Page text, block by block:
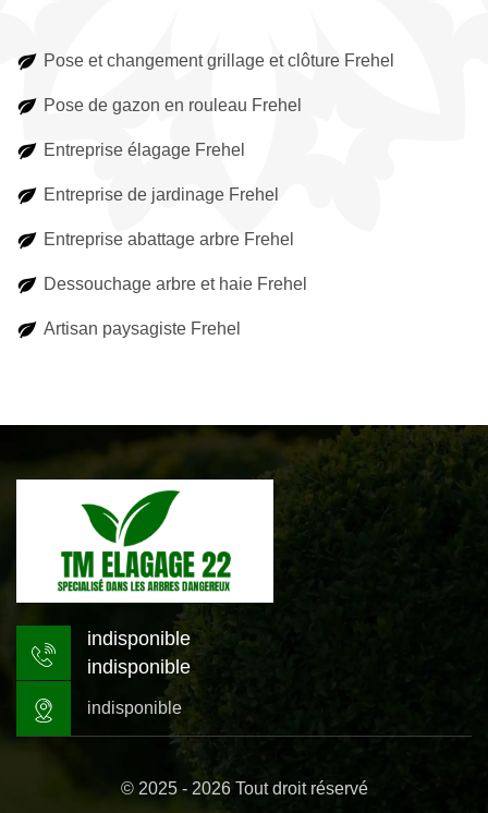
Pose et changement grillage et clôture Frehel
Pose de gazon en rouleau Frehel
Entreprise élagage Frehel
Entreprise de jardinage Frehel
Entreprise abattage arbre Frehel
Dessouchage arbre et haie Frehel
Artisan paysagiste Frehel
indisponible
indisponible
indisponible
© 2025 - 2026 Tout droit réservé